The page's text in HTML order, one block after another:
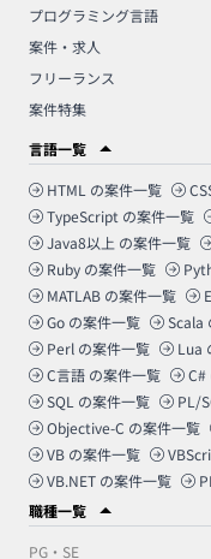
プログラミング言語
案件・求人
フリーランス
案件特集
言語一覧
HTML の案件一覧
TypeScript の案件一覧
Java8以上 の案件一覧
Ruby の案件一覧
MATLAB の案件一覧
Go の案件一覧 Scala
Perl の案件一覧 Lua
C言語 の案件一覧 C#
SQL の案件一覧 PL/
Objective-C の案件一覧
VB の案件一覧
VB.NET の案件一覧
職種一覧
PG・SE